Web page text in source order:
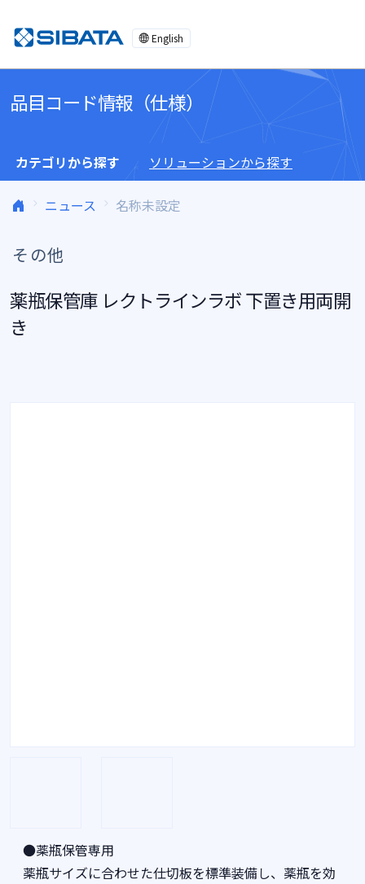
English
品目コード情報（仕様）
カテゴリから探す ソリューションから探す
ニュース 名称未設定
その他
薬瓶保管庫 レクトラインラボ 下置き用両開
き
●薬瓶保管専用
薬瓶サイズに合わせた仕切板を標準装備し、薬瓶を効